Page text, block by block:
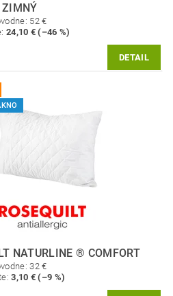
ZIMNÝ
52 €
: 24,10 € (–46 %)
DETAIL
NATURLINE ® COMFORT
32 €
:3,10 € (–9 %)